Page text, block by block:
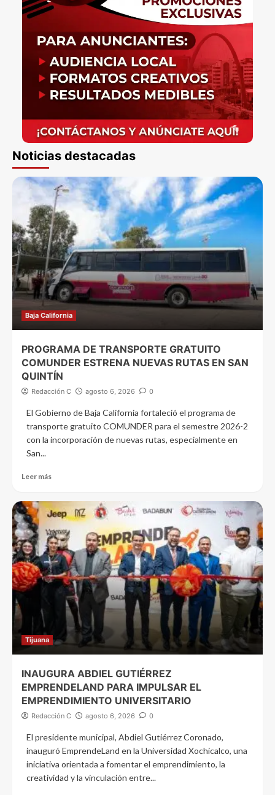
Noticias destacadas
Baja California
PROGRAMA DE TRANSPORTE GRATUITO
COMUNDER ESTRENA NUEVAS RUTAS EN SAN
QUINTÍN
Redacción C agosto 6, 2026 0
El Gobierno de Baja California fortaleció el programa de
transporte gratuito COMUNDER para el semestre 2026-2
con la incorporación de nuevas rutas, especialmente en
San...
Leer más
Tijuana
INAUGURA ABDIEL GUTIÉRREZ
EMPRENDELAND PARA IMPULSAR EL
EMPRENDIMIENTO UNIVERSITARIO
Redacción C agosto 6, 2026 0
El presidente municipal, Abdiel Gutiérrez Coronado,
inauguró EmprendeLand en la Universidad Xochicalco, una
iniciativa orientada a fomentar el emprendimiento, la
creatividad y la vinculación entre...